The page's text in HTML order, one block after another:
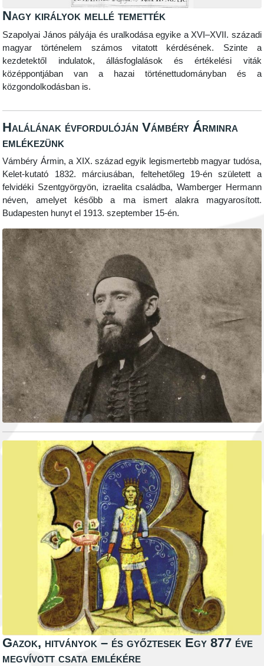
Nagy királyok mellé temették
Szapolyai János pályája és uralkodása egyike a XVI–XVII. századi
magyar történelem számos vitatott kérdésének. Szinte a
kezdetektől indulatok, állásfoglalások és értékelési viták
középpontjában van a hazai történettudományban és a
közgondolkodásban is.
Halálának évfordulóján Vámbéry Árminra
emlékezünk
Vámbéry Ármin, a XIX. század egyik legismertebb magyar tudósa,
Kelet-kutató 1832. márciusában, feltehetőleg 19-én született a
felvidéki Szentgyörgyön, izraelita családba, Wamberger Hermann
néven, amelyet később a ma ismert alakra magyarosított.
Budapesten hunyt el 1913. szeptember 15-én.
Gazok, hitványok – és győztesek Egy 877 éve
megvívott csata emlékére